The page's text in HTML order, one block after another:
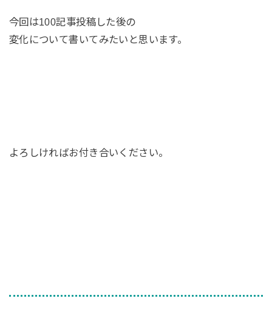
今回は100記事投稿した後の
変化について書いてみたいと思います。
よろしければお付き合いください。